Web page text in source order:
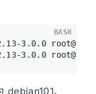
3.0.0
3.0.0
BASH
、